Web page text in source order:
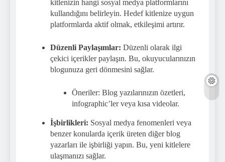
kitlenizin hangi sosyal medya platformlarını
kullandığını belirleyin. Hedef kitlenize uygun
platformlarda aktif olmak, etkileşimi artırır.
Düzenli Paylaşımlar: Düzenli olarak ilgi
çekici içerikler paylaşın. Bu, okuyucularınızın
blogunuza geri dönmesini sağlar.
Öneriler: Blog yazılarınızın özetleri,
infographic’ler veya kısa videolar.
İşbirlikleri: Sosyal medya fenomenleri veya
benzer konularda içerik üreten diğer blog
yazarları ile işbirliği yapın. Bu, yeni kitlelere
ulaşmanızı sağlar.